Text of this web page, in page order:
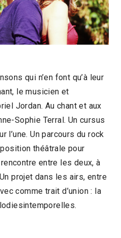
qui n’en font qu’à leur
le musicien et
Jordan. Au chant et aux
Sophie Terral. Un cursus
l’une. Un parcours du rock
théâtrale pour
entre les deux, à
projet dans les airs, entre
comme trait d’union : la